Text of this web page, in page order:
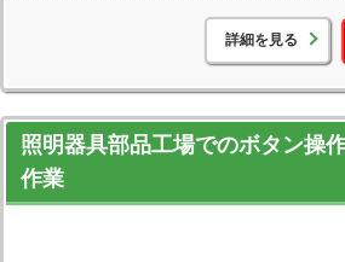
詳細を見る
照明器具部品工場でのボタン操
作業